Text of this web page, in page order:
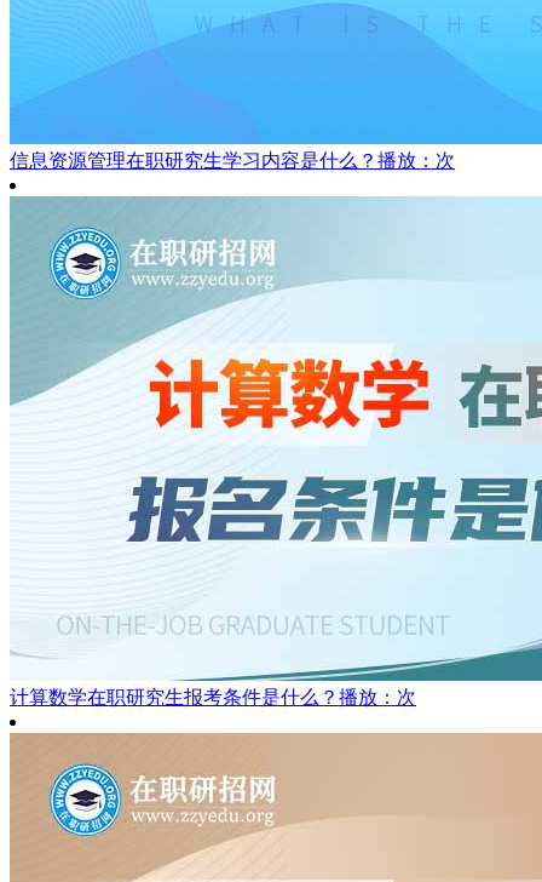
信息资源管理在职研究生学习内容是什么？ 播放：次
计算数学在职研究生报考条件是什么？ 播放：次